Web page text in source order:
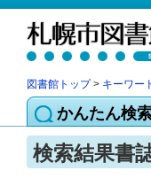
図書館トップ> キーワー
かんたん検
検索結果書